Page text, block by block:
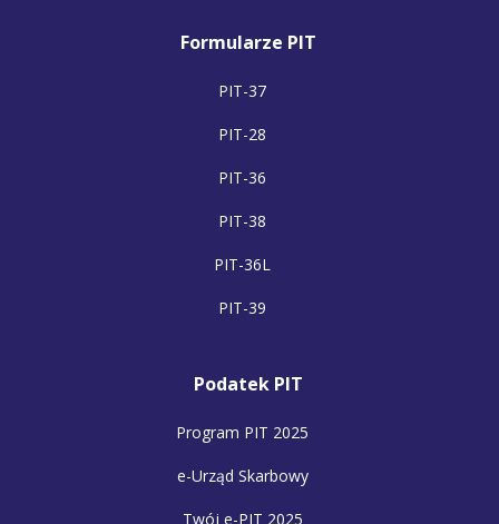
Formularze PIT
PIT-37
PIT-28
PIT-36
PIT-38
PIT-36L
PIT-39
Podatek PIT
Program PIT 2025
e-Urząd Skarbowy
Twój e-PIT 2025